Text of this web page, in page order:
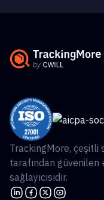
TrackingMore,
tarafından
sağlayıcısıdır.